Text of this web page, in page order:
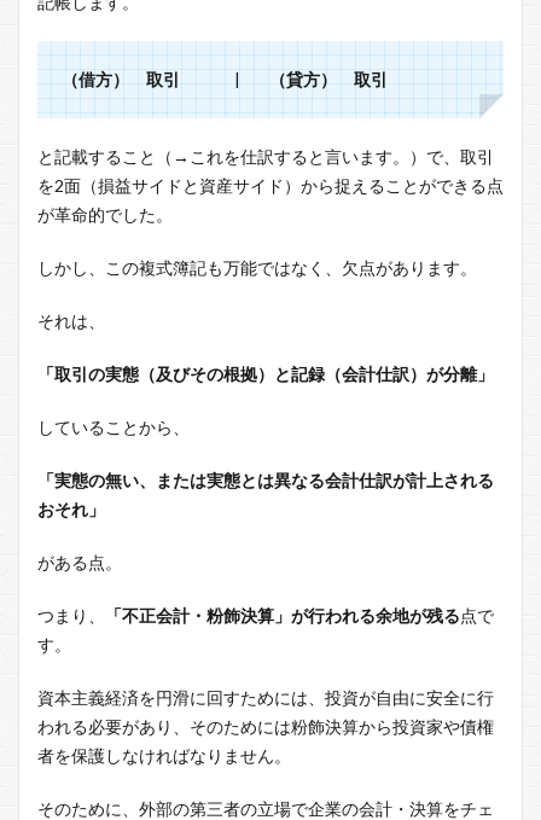
（借方） 取引|（貸方） 取引
と記載すること（→これを仕訳すると言います。）で、取引
を2面（損益サイドと資産サイド）から捉えることができる点
が革命的でした。
しかし、この複式簿記も万能ではなく、欠点があります。
それは、
「取引の実態（及びその根拠）と記録（会計仕訳）が分離」
していることから、
「実態の無い、または実態とは異なる会計仕訳が計上される
おそれ」
がある点。
つまり、 「不正会計・粉飾決算」が行われる余地が残る点で
す。
資本主義経済を円滑に回すためには、投資が自由に安全に行
われる必要があり、そのためには粉飾決算から投資家や債権
者を保護しなければなりません。
そのために、外部の第三者の立場で企業の会計・決算をチェ